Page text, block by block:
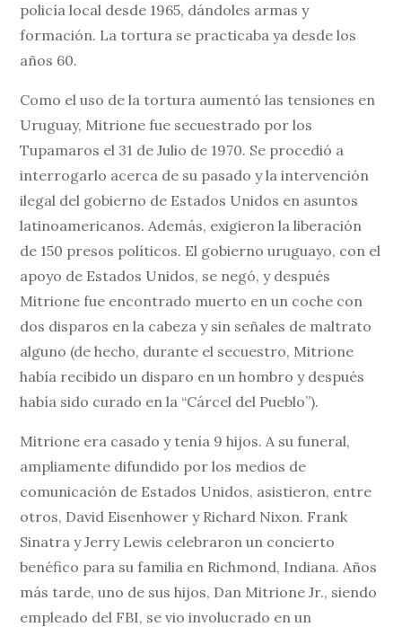
policía local desde 1965, dándoles armas y
formación. La tortura se practicaba ya desde los
años 60.
Como el uso de la tortura aumentó las tensiones en
Uruguay, Mitrione fue secuestrado por los
Tupamaros el 31 de Julio de 1970. Se procedió a
interrogarlo acerca de su pasado y la intervención
ilegal del gobierno de Estados Unidos en asuntos
latinoamericanos. Además, exigieron la liberación
de 150 presos políticos. El gobierno uruguayo, con el
apoyo de Estados Unidos, se negó, y después
Mitrione fue encontrado muerto en un coche con
dos disparos en la cabeza y sin señales de maltrato
alguno (de hecho, durante el secuestro, Mitrione
había recibido un disparo en un hombro y después
había sido curado en la “Cárcel del Pueblo”).
Mitrione era casado y tenía 9 hijos. A su funeral,
ampliamente difundido por los medios de
comunicación de Estados Unidos, asistieron, entre
otros, David Eisenhower y Richard Nixon. Frank
Sinatra y Jerry Lewis celebraron un concierto
benéfico para su familia en Richmond, Indiana. Años
más tarde, uno de sus hijos, Dan Mitrione Jr., siendo
empleado del FBI, se vio involucrado en un